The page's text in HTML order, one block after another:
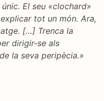
El seu «clochard»
tot un món. Ara,
[…] Trenca la
dirigir-se als
la seva peripècia.»